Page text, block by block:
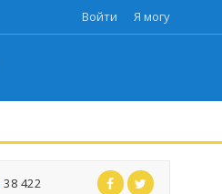
Войти Я могу
38 422